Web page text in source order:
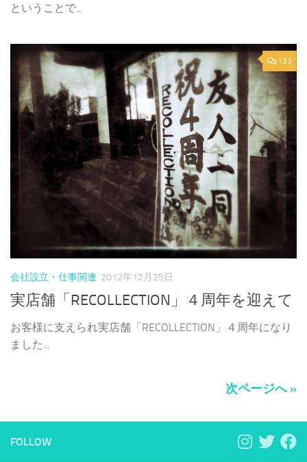
ということで...
133
会社設立・仕事関連 2012年12月25日
実店舗「RECOLLECTION」４周年を迎えて
お客様に支えられ実店舗「RECOLLECTION」４周年になり
ました...
次ページへ »
FOLLOW